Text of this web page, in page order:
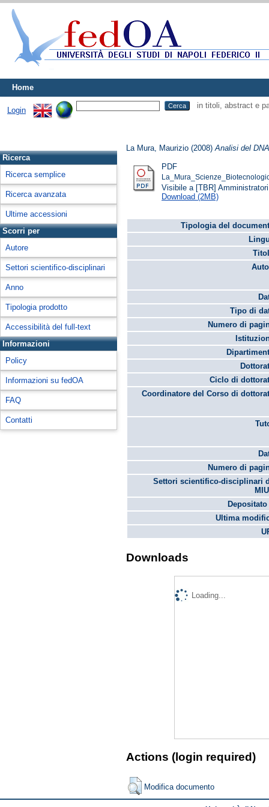
Home
Login
in titoli, abstract e
Ricerca
Ricerca semplice
Ricerca avanzata
Ultime accessioni
Scorri per
Autore
Settori scientifico-disciplinari
Anno
Tipologia prodotto
Accessibilità del full-text
Informazioni
Policy
Informazioni su fedOA
FAQ
Contatti
La Mura, Maurizio (2008)Analisi del
PDF
Visibile a [TBR]
Download (2MB)
Tipologia del
Tipo di
Numero di
Ciclo di
Coordinatore del Corso di
Numero di
Settori scientifico-disciplinari
Ultima
Downloads
Loading...
Actions (login required)
Modifica documento